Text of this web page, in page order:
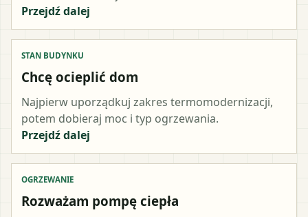
Przejdź dalej
STAN BUDYNKU
Chcę ocieplić dom
Najpierw uporządkuj zakres termomodernizacji,
potem dobieraj moc i typ ogrzewania.
Przejdź dalej
OGRZEWANIE
Rozważam pompę ciepła